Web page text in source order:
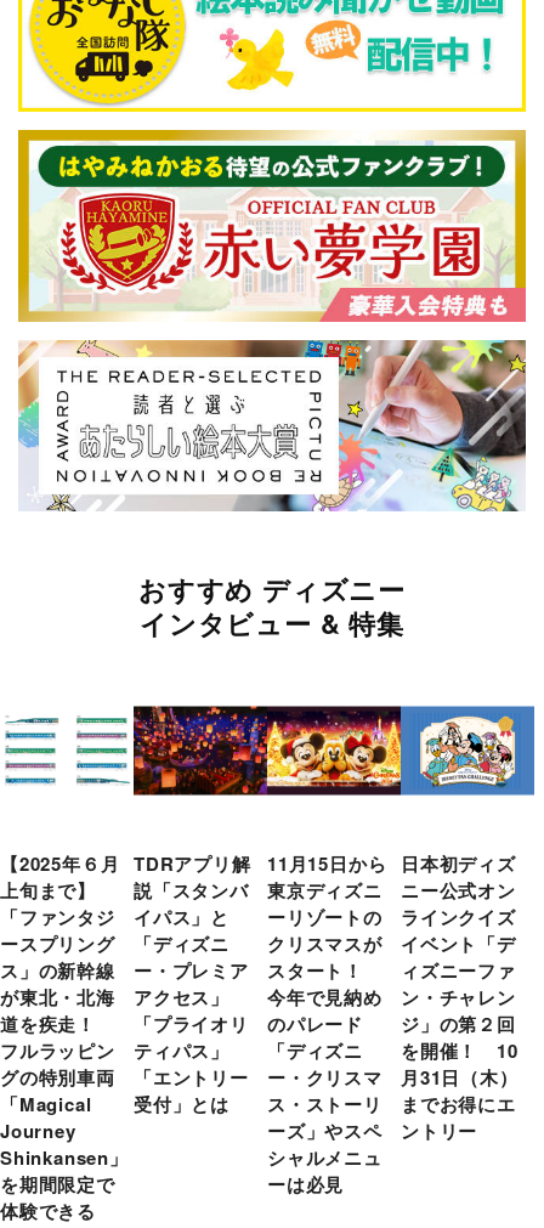
おすすめ ディズニー
インタビュー & 特集
【2025年６月
上旬まで】
「ファンタジ
ースプリング
ス」の新幹線
が東北・北海
道を疾走！
フルラッピン
グの特別車両
「Magical
Journey
Shinkansen」
を期間限定で
体験できる
TDRアプリ解
説「スタンバ
イパス」と
「ディズニ
ー・プレミア
アクセス」
「プライオリ
ティパス」
「エントリー
受付」とは
11月15日から
東京ディズニ
ーリゾートの
クリスマスが
スタート！
今年で見納め
のパレード
「ディズニ
ー・クリスマ
ス・ストーリ
ーズ」やスペ
シャルメニュ
ーは必見
日本初ディズ
ニー公式オン
ラインクイズ
イベント「デ
ィズニーファ
ン・チャレン
ジ」の第２回
を開催！ 10
月31日（木）
までお得にエ
ントリー